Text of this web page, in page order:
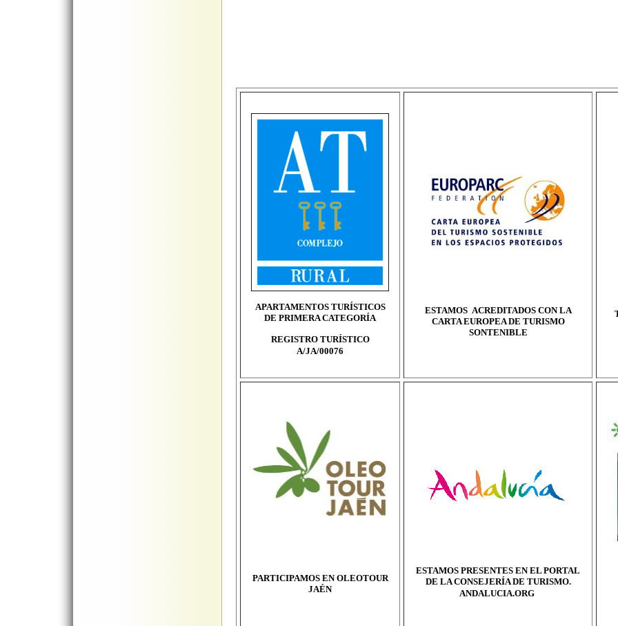
APARTAMENTOS TURÍSTICOS
DE PRIMERA CATEGORÍA
REGISTRO TURÍSTICO
A/JA/00076
ESTAMOS ACREDITADOS CON LA
CARTA EUROPEA DE TURISMO
SONTENIBLE
PARTICIPAMOS EN OLEOTOUR
JAÉN
ESTAMOS PRESENTES EN EL PORTAL
DE LA CONSEJERÍA DE TURISMO.
ANDALUCIA.ORG